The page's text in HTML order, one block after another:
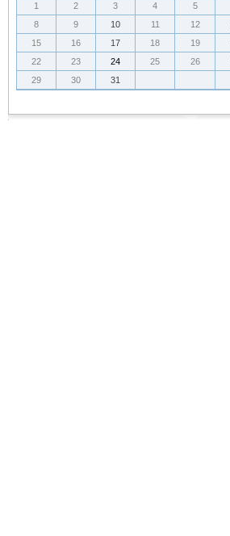
1 2 3 4 5
8
9 10 11 12
15
16 17 18 19
22
23 24 25 26
29
30 31